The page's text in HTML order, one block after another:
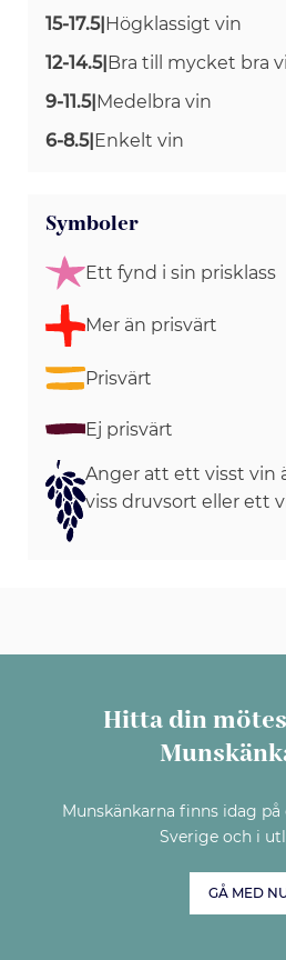
15-17.5|Högklassigt vin
12-14.5|Bra till mycket bra
9-11.5|Medelbra vin
6-8.5|Enkelt vin
Symboler
Ett fynd i sin prisklass
Mer än prisvärt
Prisvärt
Ej prisvärt
Anger att ett visst vin
viss druvsort eller ett
Hitta din
Munskänkarna finns idag
Sverige och i
GÅ MED